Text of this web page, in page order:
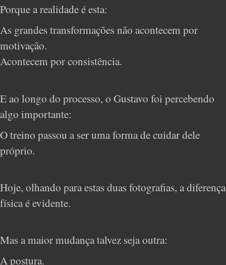
Porque a realidade é esta:
As grandes transformações não acontecem por
motivação.
Acontecem por consistência.
E ao longo do processo, o Gustavo foi percebendo
algo importante:
O treino passou a ser uma forma de cuidar dele
próprio.
Hoje, olhando para estas duas fotografias, a diferença
física é evidente.
Mas a maior mudança talvez seja outra:
A postura.